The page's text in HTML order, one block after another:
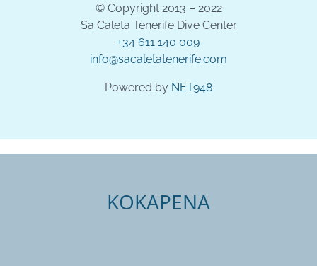
© Copyright 2013 – 2022
Sa Caleta Tenerife Dive Center
+34 611 140 009
info@sacaletatenerife.com
Powered by NET948
KOKAPENA